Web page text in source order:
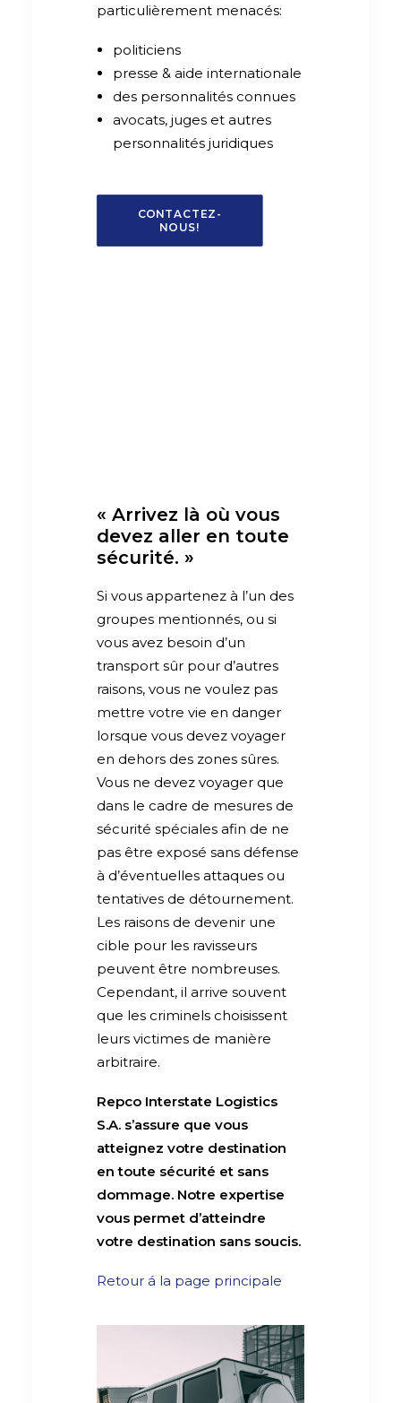
particulièrement menacés:
politiciens
presse & aide internationale
des personnalités connues
avocats, juges et autres
personnalités juridiques
CONTACTEZ-
NOUS!
« Arrivez là où vous
devez aller en toute
sécurité. »
Si vous appartenez à l’un des
groupes mentionnés, ou si
vous avez besoin d’un
transport sûr pour d’autres
raisons, vous ne voulez pas
mettre votre vie en danger
lorsque vous devez voyager
en dehors des zones sûres.
Vous ne devez voyager que
dans le cadre de mesures de
sécurité spéciales afin de ne
pas être exposé sans défense
à d’éventuelles attaques ou
tentatives de détournement.
Les raisons de devenir une
cible pour les ravisseurs
peuvent être nombreuses.
Cependant, il arrive souvent
que les criminels choisissent
leurs victimes de manière
arbitraire.
Repco Interstate Logistics
S.A. s’assure que vous
atteignez votre destination
en toute sécurité et sans
dommage. Notre expertise
vous permet d’atteindre
votre destination sans soucis.
Retour á la page principale